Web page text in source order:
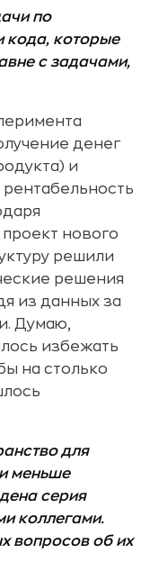
по
кода, которые
с задачами,
денег
и
нового
решили
решения
из данных за
Думаю,
избежать
на столько
для
меньше
серия
коллегами.
вопросов об их